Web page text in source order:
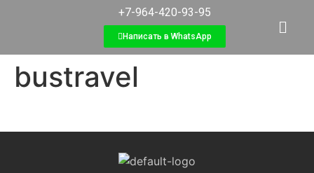
+7-964-420-93-95
Написать в WhatsApp
bustravel